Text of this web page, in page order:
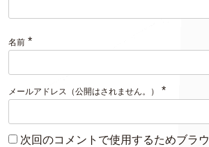
名前 *
メールアドレス（公開はされません。） *
次回のコメントで使用するためブラ